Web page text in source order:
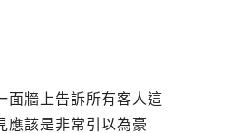
面牆上告訴所有客人這
應該是非常引以為豪